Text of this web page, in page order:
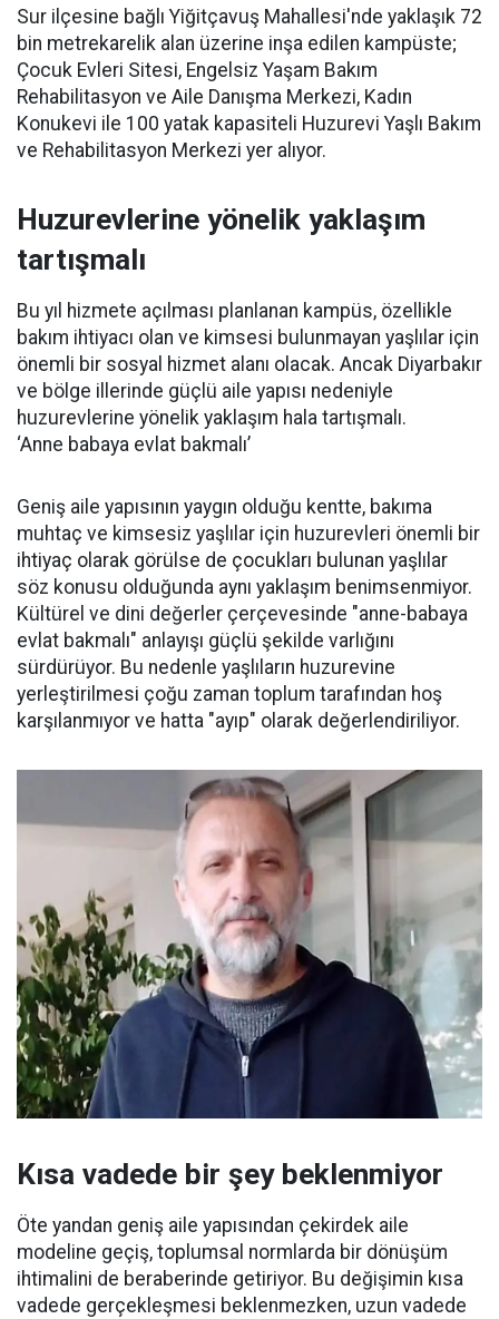
Sur ilçesine bağlı Yiğitçavuş Mahallesi'nde yaklaşık 72
bin metrekarelik alan üzerine inşa edilen kampüste;
Çocuk Evleri Sitesi, Engelsiz Yaşam Bakım
Rehabilitasyon ve Aile Danışma Merkezi, Kadın
Konukevi ile 100 yatak kapasiteli Huzurevi Yaşlı Bakım
ve Rehabilitasyon Merkezi yer alıyor.
Huzurevlerine yönelik yaklaşım
tartışmalı
Bu yıl hizmete açılması planlanan kampüs, özellikle
bakım ihtiyacı olan ve kimsesi bulunmayan yaşlılar için
önemli bir sosyal hizmet alanı olacak. Ancak Diyarbakır
ve bölge illerinde güçlü aile yapısı nedeniyle
huzurevlerine yönelik yaklaşım hala tartışmalı.
‘Anne babaya evlat bakmalı’
Geniş aile yapısının yaygın olduğu kentte, bakıma
muhtaç ve kimsesiz yaşlılar için huzurevleri önemli bir
ihtiyaç olarak görülse de çocukları bulunan yaşlılar
söz konusu olduğunda aynı yaklaşım benimsenmiyor.
Kültürel ve dini değerler çerçevesinde "anne-babaya
evlat bakmalı" anlayışı güçlü şekilde varlığını
sürdürüyor. Bu nedenle yaşlıların huzurevine
yerleştirilmesi çoğu zaman toplum tarafından hoş
karşılanmıyor ve hatta "ayıp" olarak değerlendiriliyor.
Kısa vadede bir şey beklenmiyor
Öte yandan geniş aile yapısından çekirdek aile
modeline geçiş, toplumsal normlarda bir dönüşüm
ihtimalini de beraberinde getiriyor. Bu değişimin kısa
vadede gerçekleşmesi beklenmezken, uzun vadede